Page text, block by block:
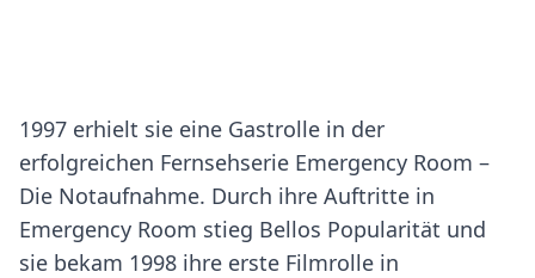
1997 erhielt sie eine Gastrolle in der
erfolgreichen Fernsehserie Emergency Room –
Die Notaufnahme. Durch ihre Auftritte in
Emergency Room stieg Bellos Popularität und
sie bekam 1998 ihre erste Filmrolle in